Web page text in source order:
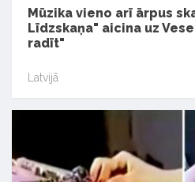
Mūzika vieno arī ārpus
Līdzskaņa" aicina uz
radīt"
Latvijā